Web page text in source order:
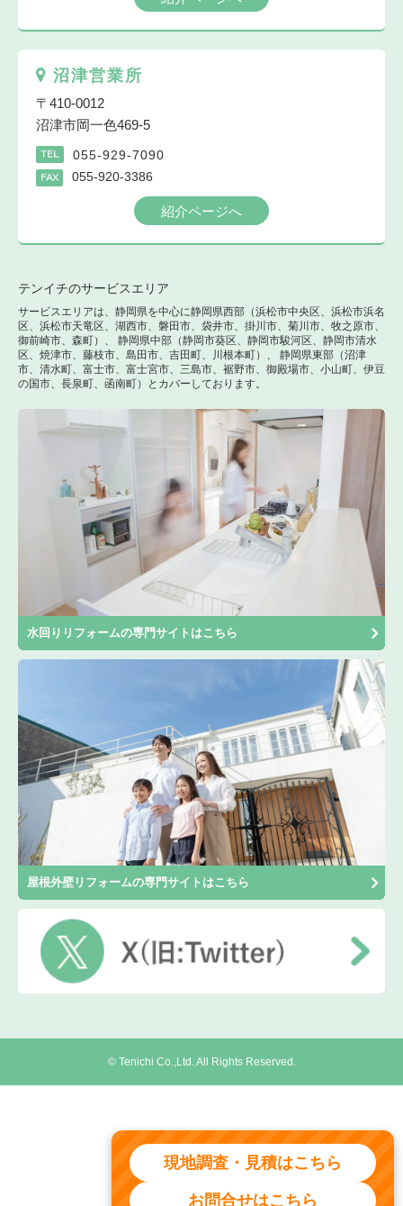
沼津営業所
〒410-0012
沼津市岡一色469-5
TEL 055-929-7090
FAX 055-920-3386
紹介ページへ
テンイチのサービスエリア
サービスエリアは、静岡県を中心に静岡県西部（浜松市中央区、浜松市浜名
区、浜松市天竜区、湖西市、磐田市、袋井市、掛川市、菊川市、牧之原市、
御前崎市、森町）、 静岡県中部（静岡市葵区、静岡市駿河区、静岡市清水
区、焼津市、藤枝市、島田市、吉田町、川根本町）、 静岡県東部（沼津
市、清水町、富士市、富士宮市、三島市、裾野市、御殿場市、小山町、伊豆
の国市、長泉町、函南町）とカバーしております。
水回りリフォームの専門サイトはこちら
屋根外壁リフォームの専門サイトはこちら
© Tenichi Co.,Ltd. All Rights Reserved.
現地調査・見積はこちら
お問合せはこちら